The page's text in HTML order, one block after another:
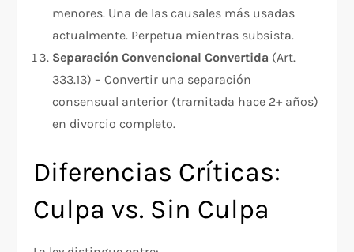
menores. Una de las causales más usadas
actualmente. Perpetua mientras subsista.​
Separación Convencional Convertida (Art.
333.13) – Convertir una separación
consensual anterior (tramitada hace 2+ años)
en divorcio completo.​
Diferencias Críticas:
Culpa vs. Sin Culpa